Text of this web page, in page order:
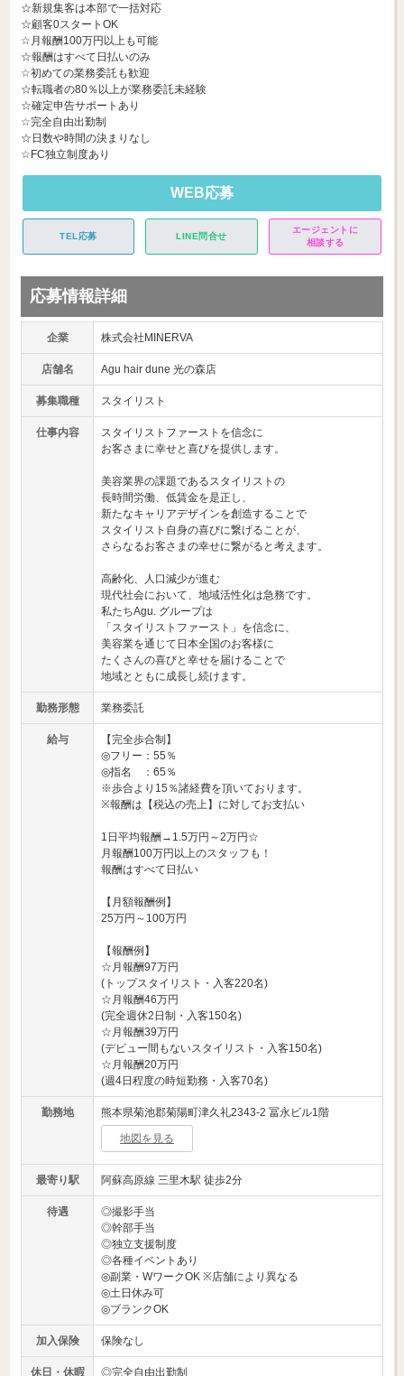
☆新規集客は本部で一括対応
☆顧客0スタートOK
☆月報酬100万円以上も可能
☆報酬はすべて日払いのみ
☆初めての業務委託も歓迎
☆転職者の80％以上が業務委託未経験
☆確定申告サポートあり
☆完全自由出勤制
☆日数や時間の決まりなし
☆FC独立制度あり
WEB応募
TEL応募 LINE問合せ
エージェントに
相談する
応募情報詳細
企業 株式会社MINERVA
店舗名 Agu hair dune 光の森店
募集職種 スタイリスト
仕事内容
スタイリストファーストを信念に
お客さまに幸せと喜びを提供します。
美容業界の課題であるスタイリストの
長時間労働、低賃金を是正し、
新たなキャリアデザインを創造することで
スタイリスト自身の喜びに繋げることが、
さらなるお客さまの幸せに繋がると考えます。
高齢化、人口減少が進む
現代社会において、地域活性化は急務です。
私たちAgu. グループは
「スタイリストファースト」を信念に、
美容業を通じて日本全国のお客様に
たくさんの喜びと幸せを届けることで
地域とともに成長し続けます。
勤務形態 業務委託
給与
【完全歩合制】
◎フリー：55％
◎指名 ：65％
※歩合より15％諸経費を頂いております。
※報酬は【税込の売上】に対してお支払い
1日平均報酬→1.5万円～2万円☆
月報酬100万円以上のスタッフも！
報酬はすべて日払い
【月額報酬例】
25万円～100万円
【報酬例】
☆月報酬97万円
(トップスタイリスト・入客220名)
☆月報酬46万円
(完全週休2日制・入客150名)
☆月報酬39万円
(デビュー間もないスタイリスト・入客150名)
☆月報酬20万円
(週4日程度の時短勤務・入客70名)
勤務地 熊本県菊池郡菊陽町津久礼2343-2 冨永ビル1階
地図を見る
最寄り駅 阿蘇高原線 三里木駅 徒歩2分
待遇
◎撮影手当
◎幹部手当
◎独立支援制度
◎各種イベントあり
◎副業・WワークOK ※店舗により異なる
◎土日休み可
◎ブランクOK
加入保険 保険なし
休日・休暇 ◎完全自由出勤制